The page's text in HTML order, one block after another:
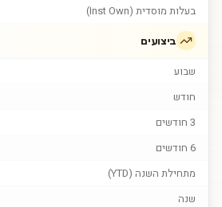
בעלות מוסדית (Inst Own)
ביצועים
שבוע
חודש
3 חודשים
6 חודשים
מתחילת השנה (YTD)
שנה